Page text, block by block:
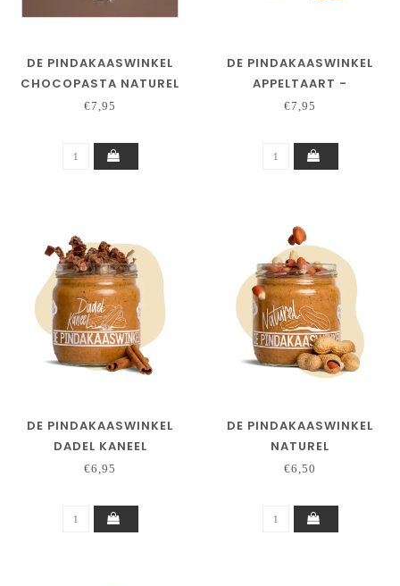
DE PINDAKAASWINKEL
CHOCOPASTA NATUREL
€7,95
DE PINDAKAASWINKEL
APPELTAART -
JUBILEUMSMAAK
€7,95
DE PINDAKAASWINKEL
DADEL KANEEL
€6,95
DE PINDAKAASWINKEL
NATUREL
€6,50